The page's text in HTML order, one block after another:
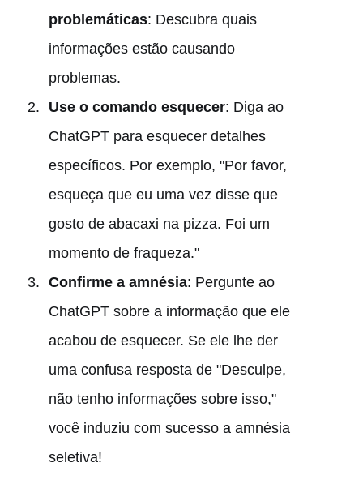
problemáticas: Descubra quais
informações estão causando
problemas.
Use o comando esquecer: Diga ao
ChatGPT para esquecer detalhes
específicos. Por exemplo, "Por favor,
esqueça que eu uma vez disse que
gosto de abacaxi na pizza. Foi um
momento de fraqueza."
Confirme a amnésia: Pergunte ao
ChatGPT sobre a informação que ele
acabou de esquecer. Se ele lhe der
uma confusa resposta de "Desculpe,
não tenho informações sobre isso,"
você induziu com sucesso a amnésia
seletiva!